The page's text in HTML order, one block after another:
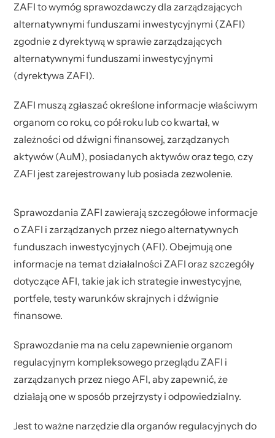
ZAFI to wymóg sprawozdawczy dla zarządzających
alternatywnymi funduszami inwestycyjnymi (ZAFI)
zgodnie z dyrektywą w sprawie zarządzających
alternatywnymi funduszami inwestycyjnymi
(dyrektywa ZAFI).
ZAFI muszą zgłaszać określone informacje właściwym
organom co roku, co pół roku lub co kwartał, w
zależności od dźwigni finansowej, zarządzanych
aktywów (AuM), posiadanych aktywów oraz tego, czy
ZAFI jest zarejestrowany lub posiada zezwolenie.
Sprawozdania ZAFI zawierają szczegółowe informacje
o ZAFI i zarządzanych przez niego alternatywnych
funduszach inwestycyjnych (AFI). Obejmują one
informacje na temat działalności ZAFI oraz szczegóły
dotyczące AFI, takie jak ich strategie inwestycyjne,
portfele, testy warunków skrajnych i dźwignie
finansowe.
Sprawozdanie ma na celu zapewnienie organom
regulacyjnym kompleksowego przeglądu ZAFI i
zarządzanych przez niego AFI, aby zapewnić, że
działają one w sposób przejrzysty i odpowiedzialny.
Jest to ważne narzędzie dla organów regulacyjnych do